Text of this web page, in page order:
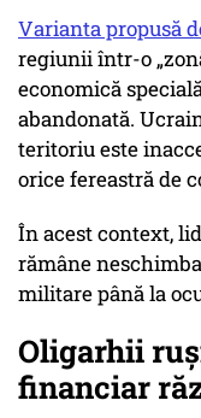
Varianta propusă
regiunii într-o
economică
abandonată.
teritoriu este
orice fereastră de
În acest context,
rămâne
militare până la
Oligarhii
financiar